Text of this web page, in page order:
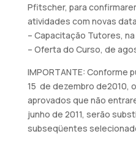
Pfitscher, para
atividades com novas
– Capacitação Tutores,
– Oferta do Curso, de
IMPORTANTE: Conforme
15 de dezembro de2010,
aprovados que não
junho de 2011, serão
subseqüentes